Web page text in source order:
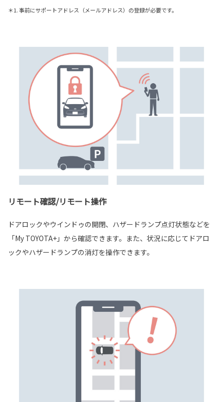
＊1. 事前にサポートアドレス（メールアドレス）の登録が必要です。
リモート確認/リモート操作
ドアロックやウインドゥの開閉、ハザードランプ点灯状態などを
「My TOYOTA+」から確認できます。また、状況に応じてドアロ
ックやハザードランプの消灯を操作できます。